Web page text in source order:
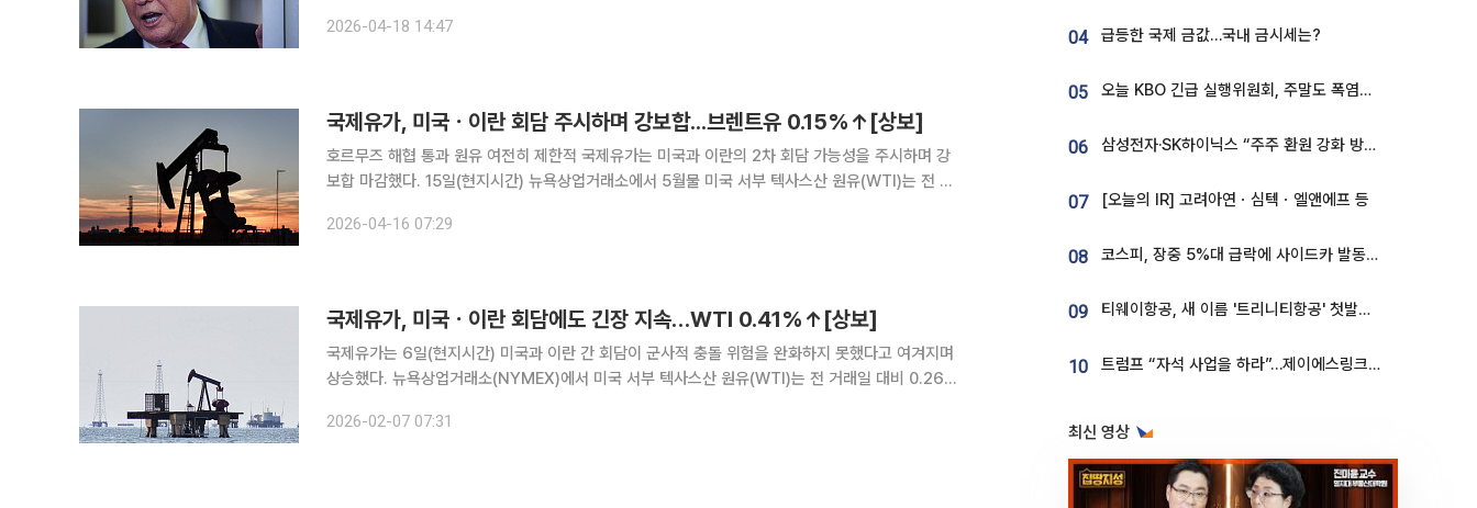
사했다. 17일 CNNㆍNBC에 따르면 트럼프 대통
2026-04-18 14:47
국제유가, 미국ㆍ이란 회담 주시하며 강보합...브렌트유 0.15%↑[상보]
호르무즈 해협 통과 원유 여전히 제한적 국제유가는 미국과 이란의 2차 회담 가능성을 주시하며 강
보합 마감했다. 15일(현지시간) 뉴욕상업거래소에서 5월물 미국 서부 텍사스산 원유(WTI)는 전 거
물 브렌트유는 0.14달러(0.15%) 오른 배럴당 94
2026-04-16 07:29
국제유가, 미국ㆍ이란 회담에도 긴장 지속…WTI 0.41%↑[상보]
국제유가는 6일(현지시간) 미국과 이란 간 회담이 군사적 충돌 위험을 완화하지 못했다고 여겨지며
상승했다. 뉴욕상업거래소(NYMEX)에서 미국 서부 텍사스산 원유(WTI)는 전 거래일 대비 0.26달
(0.74%) 상승한 배럴당 68.05달러로 집계됐다
2026-02-07 07:31
04 급등한 국제 금값…국내 금시세는?
05 오늘 KBO 긴급 실행위원회, 주말도 폭염취소 될까
06 삼성전자·SK하이닉스 “주주 환원 강화 방안 마련”
07 [오늘의 IR] 고려아연ㆍ심텍ㆍ엘앤에프 등
08 코스피, 장중 5%대 급락에 사이드카 발동…삼성·SK 동반 폭락
09 티웨이항공, 새 이름 '트리니티항공' 첫발…SSC 전략 본격화
10 트럼프 “자석 사업을 하라”…제이에스링크, 비중국 영구자석 공급망 구축 속도
최신 영상